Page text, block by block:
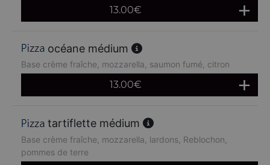
13.00€
océane médium
Base crème fraîche, mozzarella, saumon fumé, citron
13.00€
tartiflette médium
Base crème fraîche, mozzarella, lardons, Reblochon,
pommes de terre